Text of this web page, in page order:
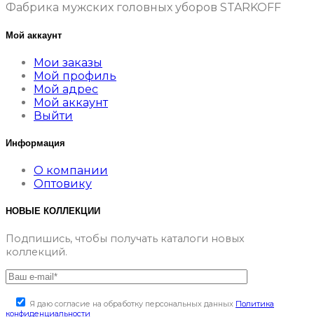
Фабрика мужских головных уборов STARKOFF
Мой аккаунт
Мои заказы
Мой профиль
Мой адрес
Мой аккаунт
Выйти
Информация
О компании
Оптовику
НОВЫЕ КОЛЛЕКЦИИ
Подпишись, чтобы получать каталоги новых
коллекций.
Я даю согласие на обработку персональных данных Политика
конфиденциальности